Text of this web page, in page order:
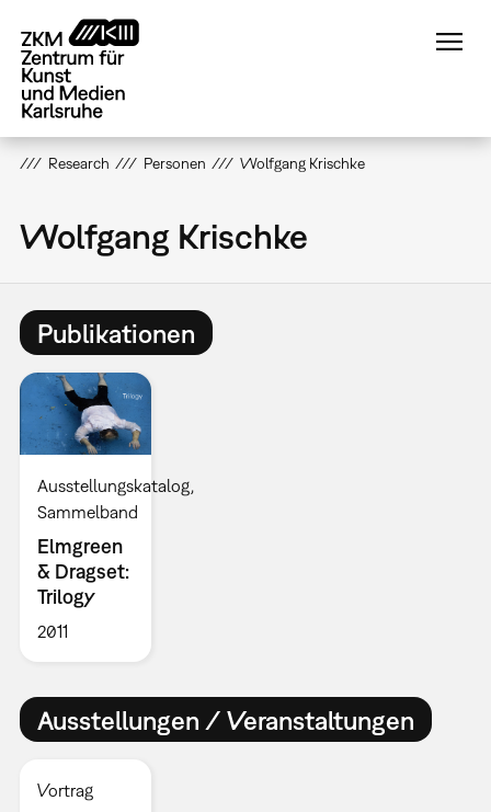
zum
Inhalt
Research Personen Wolfgang Krischke
Wolfgang Krischke
Publikationen
Ausstellungskatalog
Sammelband
Elmgreen
& Dragset:
Trilogy
2011
Ausstellungen / Veranstaltungen
Vortrag